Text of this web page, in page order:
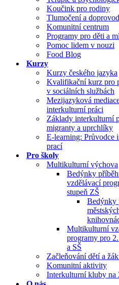
Koučink pro rodiny
Tlumočení a
Komunitní centrum
Programy pro děti a
Pomoc lidem v nouzi
Food Blog
Kurzy
Kurzy českého jazyka
Kvalifikační kurz pro
v sociálních službách
Mezijazyková
interkulturní práci
Základy interkulturní
migranty a uprchlíky
E-learning: Průvodce
prací
Pro školy
Multikulturní výchova
Bedýnky
vzdělávací
stupeň ZŠ
Bedýnky
Multikulturní
programy pro
a SŠ
Začleňování dětí a
Komunitní aktivity
Interkulturní kluby na